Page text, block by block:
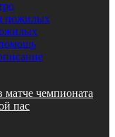
пожилых
чемпионата
пас